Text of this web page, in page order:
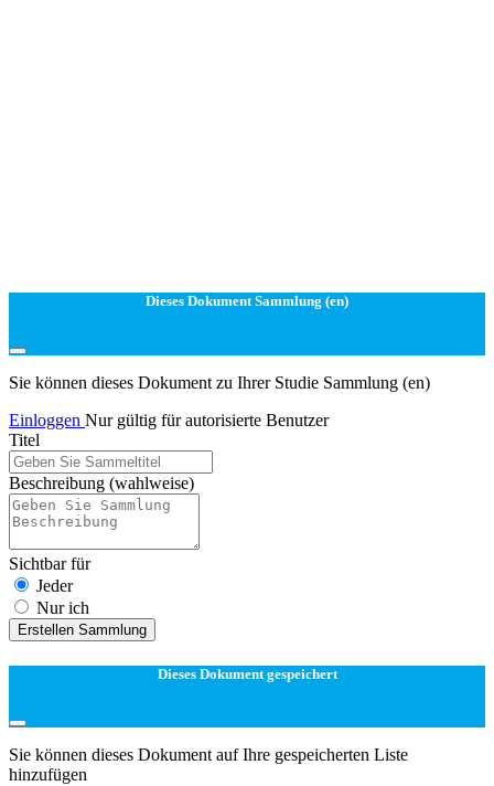
Dieses Dokument Sammlung (en)
Sie können dieses Dokument zu Ihrer Studie Sammlung (en)
Einloggen Nur gültig für autorisierte Benutzer
Titel
Beschreibung (wahlweise)
Sichtbar für
Jeder
Nur ich
Erstellen Sammlung
Dieses Dokument gespeichert
Sie können dieses Dokument auf Ihre gespeicherten Liste
hinzufügen